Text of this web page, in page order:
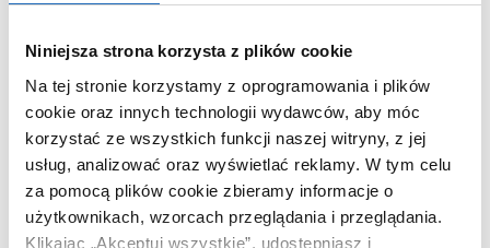
Niniejsza strona korzysta z plików cookie
Na tej stronie korzystamy z oprogramowania i plików
cookie oraz innych technologii wydawców, aby móc
korzystać ze wszystkich funkcji naszej witryny, z jej
usług, analizować oraz wyświetlać reklamy. W tym celu
za pomocą plików cookie zbieramy informacje o
użytkownikach, wzorcach przeglądania i przeglądania.
Klikając „Akceptuj wszystkie”, udostępniasz i
Podokienna
nie
Wykończenie
granit/metal
Opcja filtrowania
wody
nie
Opcja wody
gazowanej
nie
Kod EAN
5907791164469